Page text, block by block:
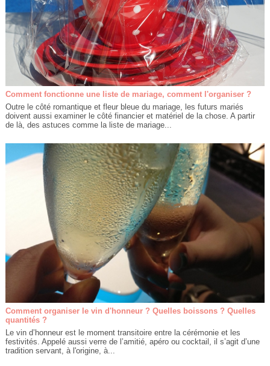
Comment fonctionne une liste de mariage, comment l'organiser ?
Outre le côté romantique et fleur bleue du mariage, les futurs mariés
doivent aussi examiner le côté financier et matériel de la chose. A partir
de là, des astuces comme la liste de mariage...
Comment organiser le vin d'honneur ? Quelles boissons ? Quelles
quantités ?
Le vin d’honneur est le moment transitoire entre la cérémonie et les
festivités. Appelé aussi verre de l’amitié, apéro ou cocktail, il s’agit d’une
tradition servant, à l'origine, à...